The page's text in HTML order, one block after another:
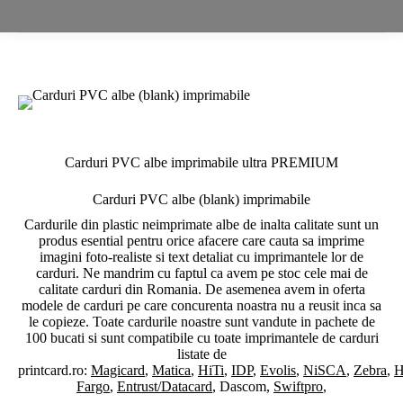
Carduri PVC albe imprimabile ultra PREMIUM
Carduri PVC albe (blank) imprimabile
Cardurile din plastic neimprimate albe de inalta calitate sunt un
produs esential pentru orice afacere care cauta sa imprime
imagini foto-realiste si text detaliat cu imprimantele lor de
carduri. Ne mandrim cu faptul ca avem pe stoc cele mai de
calitate carduri din Romania. De asemenea avem in oferta
modele de carduri pe care concurenta noastra nu a reusit inca sa
le copieze. Toate cardurile noastre sunt vandute in pachete de
100 bucati si sunt compatibile cu toate imprimantele de carduri
listate de
printcard.ro: Magicard, Matica, HiTi, IDP, Evolis, NiSCA, Zebra,
Fargo, Entrust/Datacard, Dascom, Swiftpro,